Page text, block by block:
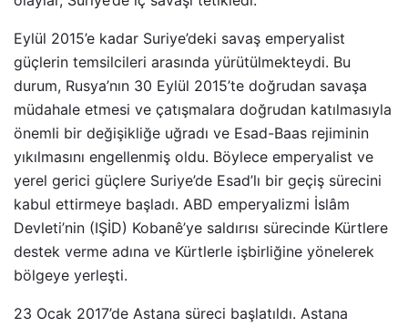
Eylül 2015’e kadar Suriye’deki savaş emperyalist
güçlerin temsilcileri arasında yürütülmekteydi. Bu
durum, Rusya’nın 30 Eylül 2015’te doğrudan savaşa
müdahale etmesi ve çatışmalara doğrudan katılmasıyla
önemli bir değişikliğe uğradı ve Esad-Baas rejiminin
yıkılmasını engellenmiş oldu. Böylece emperyalist ve
yerel gerici güçlere Suriye’de Esad’lı bir geçiş sürecini
kabul ettirmeye başladı. ABD emperyalizmi İslâm
Devleti’nin (IŞİD) Kobanê’ye saldırısı sürecinde Kürtlere
destek verme adına ve Kürtlerle işbirliğine yönelerek
bölgeye yerleşti.
23 Ocak 2017’de Astana süreci başlatıldı. Astana